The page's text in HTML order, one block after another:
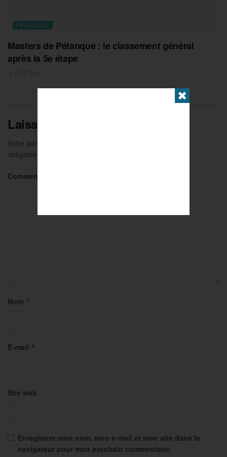
PETANQUE
Masters de Pétanque : le classement général
après la 5e étape
Laisser un commentaire
Votre adresse e-mail ne sera pas publiée.
obligatoires sont indiqués avec
Commentaire
Nom *
E-mail *
Site web
Enregistrer mon nom, mon e-mail et mon site dans le
navigateur pour mon prochain commentaire.
✖